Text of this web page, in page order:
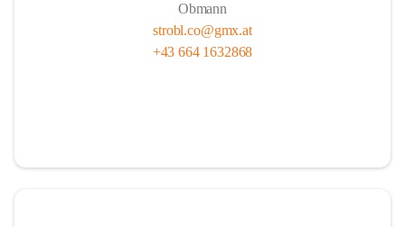
Obmann
strobl.co@gmx.at
+43 664 1632868